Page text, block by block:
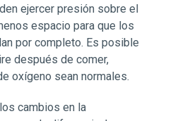
ejercer presión sobre el
espacio para que los
por completo. Es posible
después de comer,
oxígeno sean normales.
cambios en la